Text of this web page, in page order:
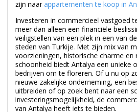
Investeren in commercieel vastgoed
meer dan alleen een financiële
veiligstellen van een plek in een van
steden van Turkije. Met zijn mix van
voorzieningen, historische charme en
schoonheid biedt Antalya een unieke
bedrijven om te floreren. Of u nu op
nieuwe zakelijke onderneming, een
uitbreiden of op zoek bent naar een
investeringsmogelijkheid, de
van Antalya heeft iets te bieden.